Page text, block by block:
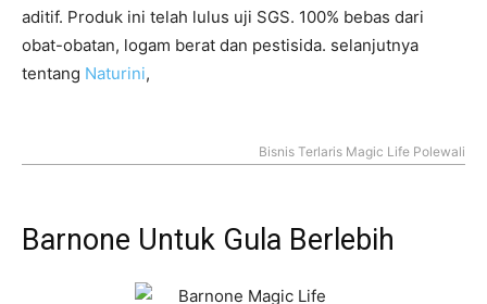
aditif. Produk ini telah lulus uji SGS. 100% bebas dari
obat-obatan, logam berat dan pestisida. selanjutnya
tentang Naturini,
Bisnis Terlaris Magic Life Polewali
Barnone Untuk Gula Berlebih